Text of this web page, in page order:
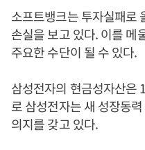
소프트뱅크는 투자실패로
손실을 보고 있다. 이를 메
주요한 수단이 될 수 있다.
삼성전자의 현금성자산은
로 삼성전자는 새 성장동
의지를 갖고 있다.